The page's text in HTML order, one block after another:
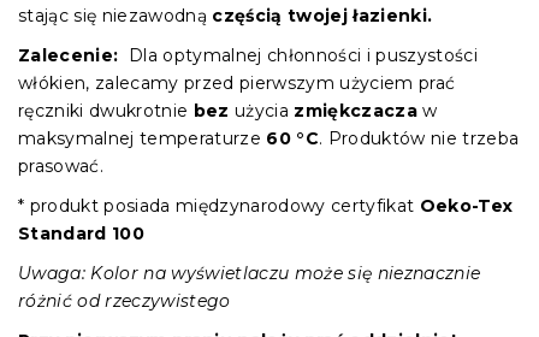
stając się niezawodną częścią twojej łazienki.
Zalecenie: Dla optymalnej chłonności i puszystości
włókien, zalecamy przed pierwszym użyciem prać
ręczniki dwukrotnie bez użycia zmiękczacza w
maksymalnej temperaturze 60 °C. Produktów nie trzeba
prasować.
* produkt posiada międzynarodowy certyfikat Oeko-Tex
Standard 100
Uwaga: Kolor na wyświetlaczu może się nieznacznie
różnić od rzeczywistego